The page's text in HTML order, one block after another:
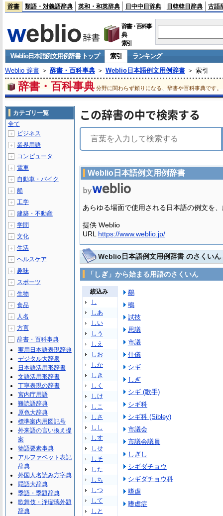
辞書 類語・対義語辞典 英和・和英辞典 日中中日辞典 日韓韓日辞典 古語
辞書・百科事
典
索引
Weblio日本語例文用例辞書 トップ 索引
ランキング
Weblio 辞書＞ 辞書・百科事典＞ Weblio日本語例文用例辞書＞ 索引
辞書・百科事典 分野に関わらず頼りになる、辞書や百科事典です。
この辞書の中で検索する
Weblio日本語例文用例辞書
あらゆる場面で使用される日本語の例文を
提供 Weblio
URL https://www.weblio.jp/
Weblio日本語例文用例辞書 のさくいん
「しぎ」から始まる用語のさくいん
絞込み
し
しあ
しい
しう
しえ
しお
しか
しき
しく
しけ
しこ
しさ
しし
しす
しせ
しそ
した
しち
しつ
して
しと
鷸
鴫
試技
思議
市議
仕儀
シギ
しぎ
シギ (歌手)
シギ科
シギ科 (Sibley)
市議会
市議会議員
しぎし
シギダチョウ
シギダチョウ科
嗜虐
嗜虐症
カテゴリ一覧
全て
＋ ビジネス
＋ 業界用語
＋ コンピュータ
＋ 電車
＋ 自動車・バイク
＋ 船
＋ 工学
＋ 建築・不動産
＋ 学問
＋ 文化
＋ 生活
＋ ヘルスケア
＋ 趣味
＋ スポーツ
＋ 生物
＋ 食品
＋ 人名
＋ 方言
－
辞書・百科事典
実用日本語表現辞典
デジタル大辞泉
日本語活用形辞書
文語活用形辞書
丁寧表現の辞書
宮内庁用語
難読語辞典
原色大辞典
標準案内用図記号
外来語の言い換え提
案
物語要素事典
アルファベット表記
辞典
外国人名読み方字典
隠語大辞典
季語・季題辞典
歌舞伎・浄瑠璃外題
辞典